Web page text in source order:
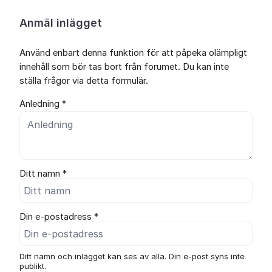
Anmäl inlägget
Använd enbart denna funktion för att påpeka olämpligt
innehåll som bör tas bort från forumet. Du kan inte
ställa frågor via detta formulär.
Anledning *
Ditt namn *
Din e-postadress *
Ditt namn och inlägget kan ses av alla. Din e-post syns inte
publikt.